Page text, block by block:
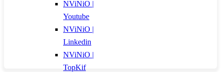
NViNiO |
Youtube
NViNiO |
Linkedin
NViNiO |
TopKif